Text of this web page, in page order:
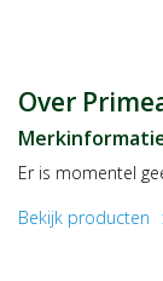
Over
Er is momentel
Bekijk producten